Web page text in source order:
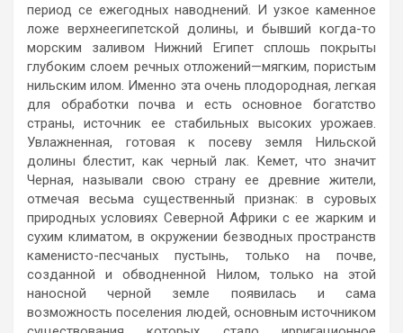
период се ежегодных наводнений. И узкое каменное
ложе верхнеегипетской долины, и бывший когда-то
морским заливом Нижний Египет сплошь покрыты
глубоким слоем речных отложений—мягким, пористым
нильским илом. Именно эта очень плодородная, легкая
для обработки почва и есть основное богатство
страны, источник ее стабильных высоких урожаев.
Увлажненная, готовая к посеву земля Нильской
долины блестит, как черный лак. Кемет, что значит
Черная, называли свою страну ее древние жители,
отмечая весьма существенный признак: в суровых
природных условиях Северной Африки с ее жарким и
сухим климатом, в окружении безводных пространств
каменисто-песчаных пустынь, только на почве,
созданной и обводненной Нилом, только на этой
наносной черной земле появилась и сама
возможность поселения людей, основным источником